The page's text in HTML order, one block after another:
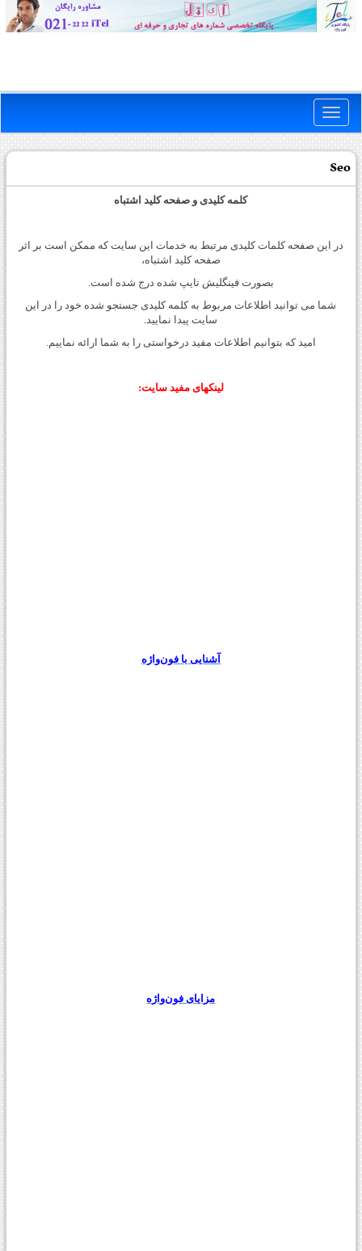
Toggle
Seo
کلمه کلیدی و صفحه کلید اشتباه
در این صفحه کلمات کلیدی مرتبط به خدمات این سایت که ممکن است بر اثر
صفحه کلید اشتباه،
بصورت فینگلیش تایپ شده درج شده است.
شما می توانید اطلاعات مربوط به کلمه کلیدی جستجو شده خود را در این
سایت پیدا نمایید.
امید که بتوانیم اطلاعات مفید درخواستی را به شما ارائه نماییم.
لينکهای مفید سایت:
آشنایی با فون‌واژه
مزایای فون‌واژه